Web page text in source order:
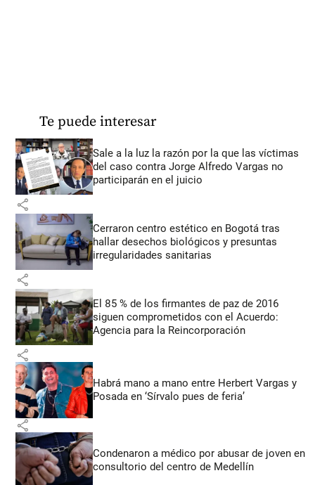
Te puede interesar
Sale a la luz la razón por la que las víctimas
del caso contra Jorge Alfredo Vargas no
participarán en el juicio
share
Cerraron centro estético en Bogotá tras
hallar desechos biológicos y presuntas
irregularidades sanitarias
share
El 85 % de los firmantes de paz de 2016
siguen comprometidos con el Acuerdo:
Agencia para la Reincorporación
share
Habrá mano a mano entre Herbert Vargas y
Posada en ‘Sírvalo pues de feria’
share
Condenaron a médico por abusar de joven en
consultorio del centro de Medellín